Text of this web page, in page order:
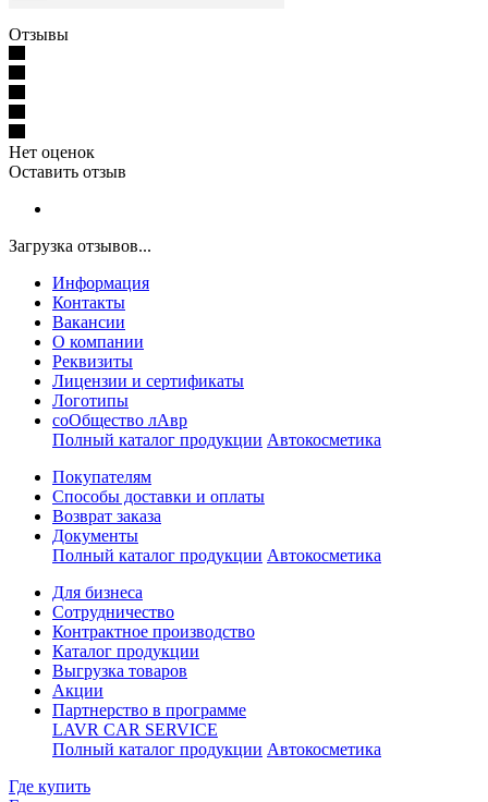
Отзывы
Нет оценок
Оставить отзыв
Загрузка отзывов...
Информация
Контакты
Вакансии
О компании
Реквизиты
Лицензии и сертификаты
Логотипы
соОбщество лАвр
Полный каталог продукции Автокосметика
Покупателям
Способы доставки и оплаты
Возврат заказа
Документы
Полный каталог продукции Автокосметика
Для бизнеса
Сотрудничество
Контрактное производcтво
Каталог продукции
Выгрузка товаров
Акции
Партнерство в программе
LAVR CAR SERVICE
Полный каталог продукции Автокосметика
Где купить